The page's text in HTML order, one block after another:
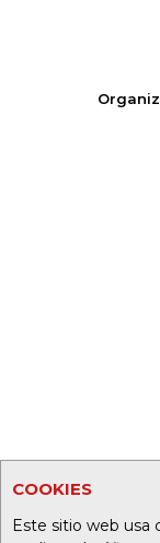
COOKIES
Este sitio web usa